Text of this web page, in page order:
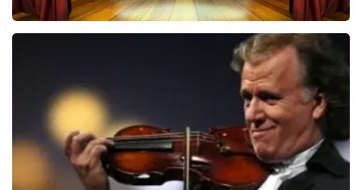
BEKIJKEN